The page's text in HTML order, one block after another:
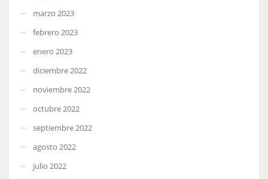
marzo 2023
febrero 2023
enero 2023
diciembre 2022
noviembre 2022
octubre 2022
septiembre 2022
agosto 2022
julio 2022